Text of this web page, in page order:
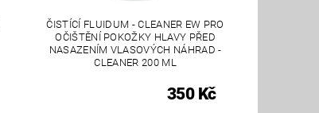
ČISTÍCÍ FLUIDUM - CLEANER EW PRO
OČIŠTĚNÍ POKOŽKY HLAVY PŘED
NASAZENÍM VLASOVÝCH NÁHRAD -
CLEANER 200 ML
350 Kč